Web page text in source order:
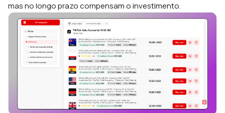
mas no longo prazo compensam o investimento.